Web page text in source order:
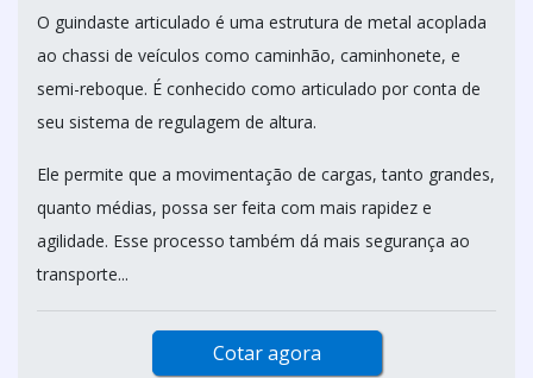
O guindaste articulado é uma estrutura de metal acoplada
ao chassi de veículos como caminhão, caminhonete, e
semi-reboque. É conhecido como articulado por conta de
seu sistema de regulagem de altura.
Ele permite que a movimentação de cargas, tanto grandes,
quanto médias, possa ser feita com mais rapidez e
agilidade. Esse processo também dá mais segurança ao
transporte...
Cotar agora